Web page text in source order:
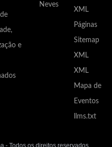
e
Neves
XML
Páginas
Sitemap
XML
XML
Mapa de
Eventos
llms.txt
- Todos os direitos reservados